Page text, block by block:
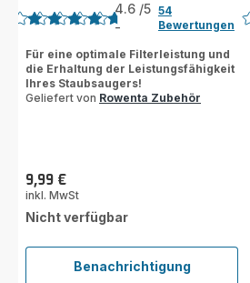
BenachrichtigungSchaumstofffilter
4.6 /5
-
54
Bewertungen
Für eine optimale Filterleistung und
die Erhaltung der Leistungsfähigkeit
Ihres Staubsaugers!
Geliefert von Rowenta Zubehör
Preis
9,99 €
inkl. MwSt
Nicht verfügbar